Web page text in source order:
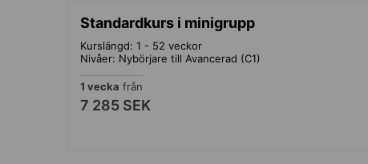
Standardkurs i minigrupp
Kurslängd: 1 - 52 veckor
Nivåer: Nybörjare till Avancerad (C1)
1 vecka från
7 285 SEK